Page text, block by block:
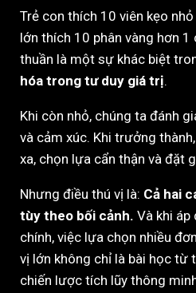
Trẻ con thích 10 viên kẹo
lớn thích 10 phân vàng hơn
thuần là một sự khác biệt
hóa trong tư duy giá trị.
Khi còn nhỏ, chúng ta đánh
và cảm xúc. Khi trưởng
xa, chọn lựa cẩn thận và đặt
Nhưng điều thú vị là: Cả hai
tùy theo bối cảnh. Và khi áp
chính, việc lựa chọn nhiều
vị lớn không chỉ là bài học từ
chiến lược tích lũy thông